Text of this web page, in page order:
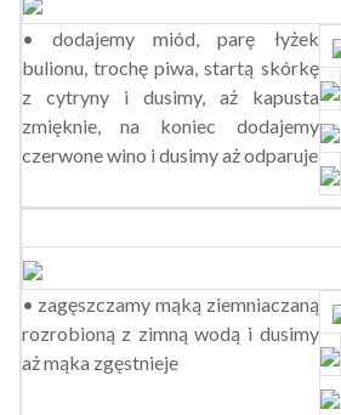
• dodajemy miód, parę łyżek
bulionu, trochę piwa, startą skórkę
z cytryny i dusimy, aż kapusta
zmięknie, na koniec dodajemy
czerwone wino i dusimy aż odparuje
• zagęszczamy mąką ziemniaczaną
rozrobioną z zimną wodą i dusimy
aż mąka zgęstnieje